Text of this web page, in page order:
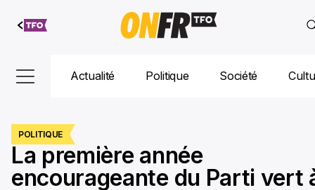
Aller au
contenu
Actualité Politique Société
POLITIQUE
La première année
encourageante du Parti vert